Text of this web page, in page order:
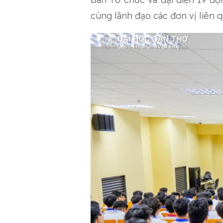
cùng lãnh đạo các đơn vị liên